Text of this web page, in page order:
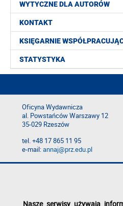
WYTYCZNE DLA AUTORÓW
KONTAKT
KSIĘGARNIE
STATYSTYKA
Oficyna Wydawnicza
al. Powstańców Warszawy 12
35-029 Rzeszów
tel. +48 17 865 11 95
e-mail:annaj@prz.edu.pl
Deklaracja dostępności
Nasze serwisy używają